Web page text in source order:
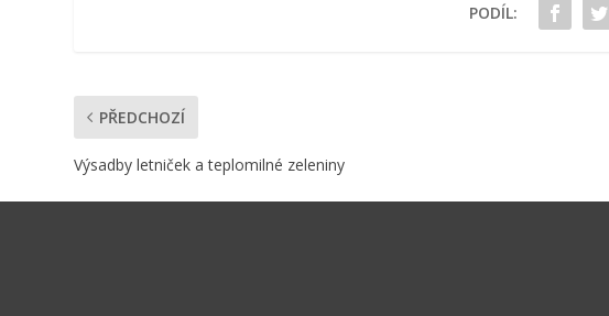
PODÍL:
PŘEDCHOZÍ
Výsadby letniček a teplomilné zeleniny